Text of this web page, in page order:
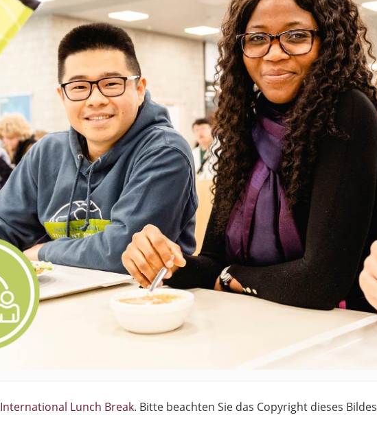
International Lunch Break. Bitte beachten Sie das Copyright dieses Bildes